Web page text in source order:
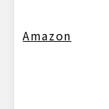
Amazon